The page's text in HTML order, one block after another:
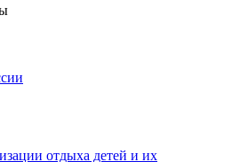
отдыха детей и их